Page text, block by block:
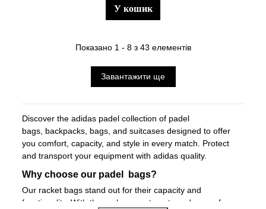
у кошик
Показано 1 - 8 з 43 елементів
Завантажити ще
Discover the adidas padel collection of padel
bags, backpacks, bags, andsuitcases designed to offer
you comfort, capacity, and style in every match. Protect
and transport your equipment with adidas quality.
Why choose our padel bags?
Our racket bags stand out for their capacity and
functionality. With thermal compartments and space for